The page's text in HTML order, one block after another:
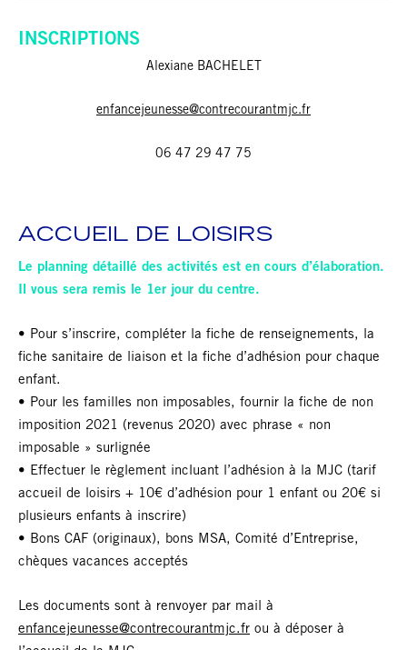
INSCRIPTIONS
Alexiane BACHELET
enfancejeunesse@contrecourantmjc.fr
06 47 29 47 75
ACCUEIL DE LOISIRS
Le planning détaillé des activités est en cours d’élaboration.
Il vous sera remis le 1er jour du centre.
• Pour s’inscrire, compléter la fiche de renseignements, la
fiche sanitaire de liaison et la fiche d’adhésion pour chaque
enfant.
• Pour les familles non imposables, fournir la fiche de non
imposition 2021 (revenus 2020) avec phrase « non
imposable » surlignée
• Effectuer le règlement incluant l’adhésion à la MJC (tarif
accueil de loisirs + 10€ d’adhésion pour 1 enfant ou 20€ si
plusieurs enfants à inscrire)
• Bons CAF (originaux), bons MSA, Comité d’Entreprise,
chèques vacances acceptés
Les documents sont à renvoyer par mail à
enfancejeunesse@contrecourantmjc.fr ou à déposer à